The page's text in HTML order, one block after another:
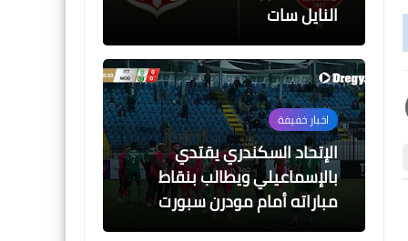
اخبار خفيفة اخبار خفيفة
النايل سات
اخبار خفيفة
الإتحاد السكندري يقتدي
بالإسماعيلي ويطالب بنقاط
مباراته أمام مودرن سبورت